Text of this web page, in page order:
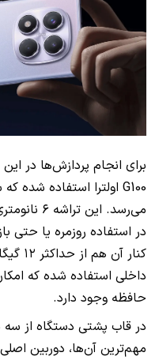
برای انجام پردازش‌ها در
می‌رسد.
در استفاده روزمره یا حتی
داخلی استفاده شده که
حافظه وجود دارد.
در قاب پشتی دستگاه از سه